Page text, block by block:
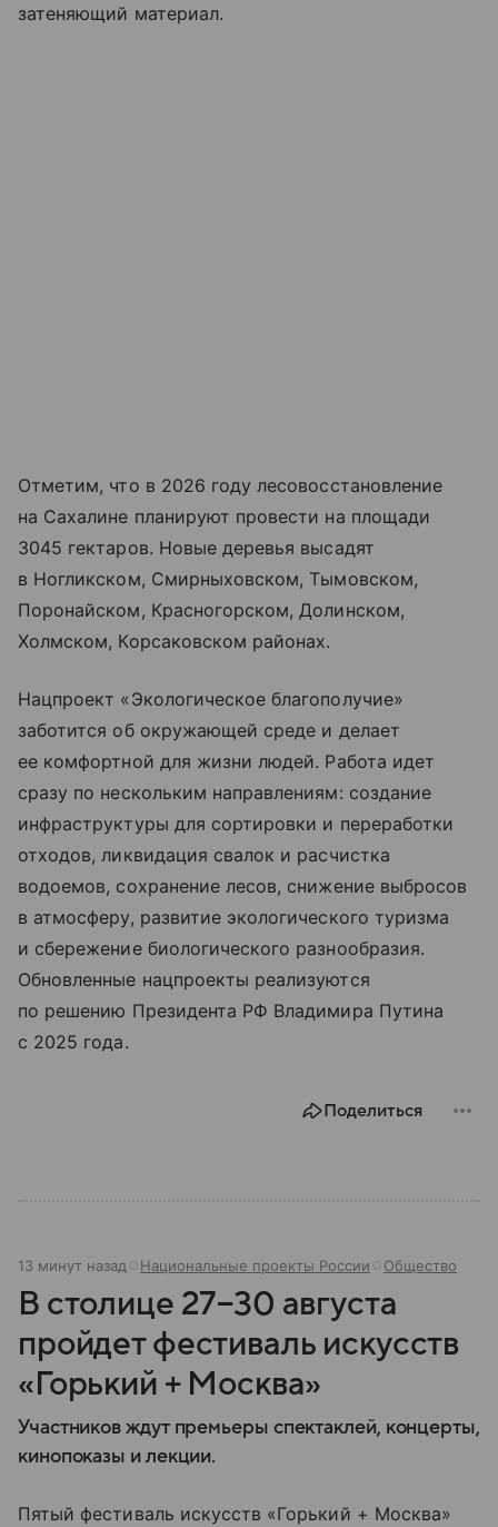
затеняющий материал.
Отметим, что в 2026 году лесовосстановление
на Сахалине планируют провести на площади
3045 гектаров. Новые деревья высадят
в Ногликском, Смирныховском, Тымовском,
Поронайском, Красногорском, Долинском,
Холмском, Корсаковском районах.
Нацпроект «Экологическое благополучие»
заботится об окружающей среде и делает
ее комфортной для жизни людей. Работа идет
сразу по нескольким направлениям: создание
инфраструктуры для сортировки и переработки
отходов, ликвидация свалок и расчистка
водоемов, сохранение лесов, снижение выбросов
в атмосферу, развитие экологического туризма
и сбережение биологического разнообразия.
Обновленные нацпроекты реализуются
по решению Президента РФ Владимира Путина
с 2025 года.
Поделиться
13 минут назад Национальные проекты России Общество
В столице 27−30 августа
пройдет фестиваль искусств
«Горький + Москва»
Участников ждут премьеры спектаклей, концерты,
кинопоказы и лекции.
Пятый фестиваль искусств «Горький + Москва»